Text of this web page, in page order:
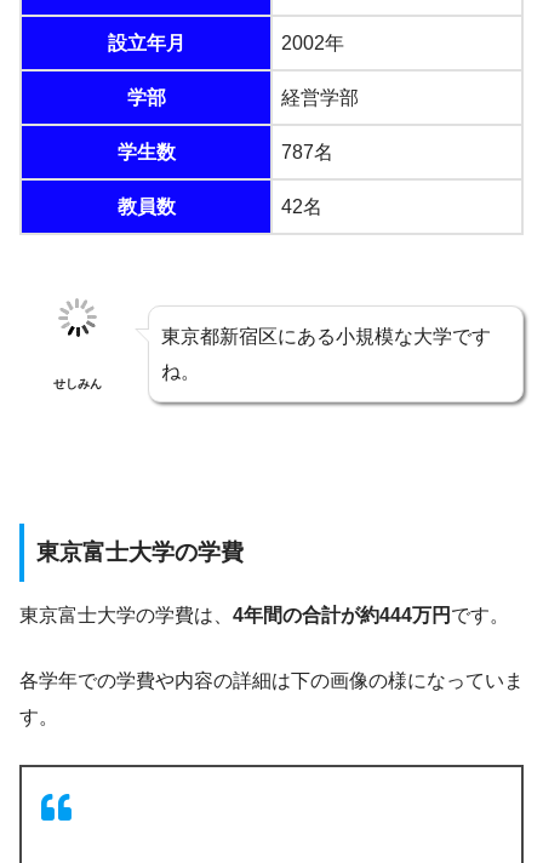
設立年月 2002年
学部 経営学部
学生数 787名
教員数 42名
せしみん
東京都新宿区にある小規模な大学です
ね。
東京富士大学の学費
東京富士大学の学費は、 4年間の合計が約444万円 です。
各学年での学費や内容の詳細は下の画像の様になっていま
す。